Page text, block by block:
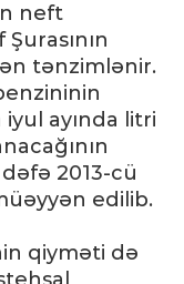
neft
tənzimlənir.
ayında litri
2013-cü
edilib.
qiyməti də